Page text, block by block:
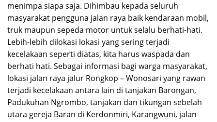
menimpa siapa saja. Dihimbau kepada seluruh
masyarakat pengguna jalan raya baik kendaraan mobil,
truk maupun sepeda motor untuk selalu berhati-hati.
Lebih-lebih dilokasi lokasi yang sering terjadi
kecelakaan seperti diatas, kita harus waspada dan
berhati hati. Sebagai informasi bagi warga masyarakat,
lokasi jalan raya jalur Rongkop – Wonosari yang rawan
terjadi kecelakaan antara lain di tanjakan Barongan,
Padukuhan Ngrombo, tanjakan dan tikungan sebelah
utara gereja Baran di Kerdonmiri, Karangwuni, jalan